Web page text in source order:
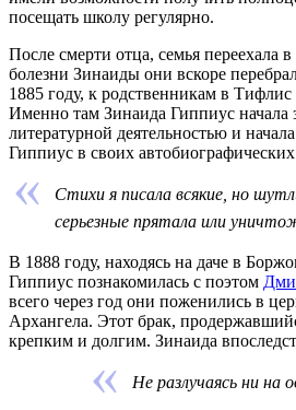
посещать школу регулярно.
После смерти отца, семья переехала в
болезни Зинаиды они вскоре
1885 году, к родственникам в Тифлис
Именно там Зинаида Гиппиус начала
литературной деятельностью и
Гиппиус в своих
Стихи я писала всякие, но
серьезные прятала или
В 1888 году, находясь на даче в
Гиппиус познакомилась с поэтом
всего через год они поженились в
Архангела. Этот брак,
крепким и долгим. Зинаида
Не разлучаясь ни на